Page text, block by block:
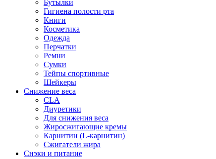
Бутылки
Гигиена полости рта
Книги
Косметика
Одежда
Перчатки
Ремни
Сумки
Тейпы спортивные
Шейкеры
Снижение веса
CLA
Диуретики
Для снижения веса
Жиросжигающие кремы
Карнитин (L-карнитин)
Сжигатели жира
Снэки и питание